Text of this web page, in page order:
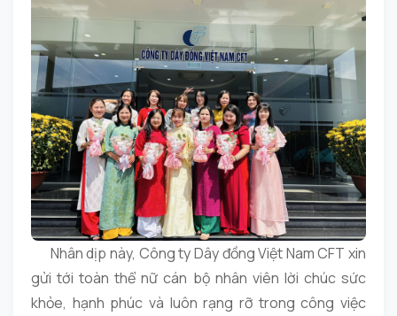
Nhân dịp này, Công ty Dây đồng Việt Nam CFT xin
gửi tới toàn thể nữ cán bộ nhân viên lời chúc sức
khỏe, hạnh phúc và luôn rạng rỡ trong công việc